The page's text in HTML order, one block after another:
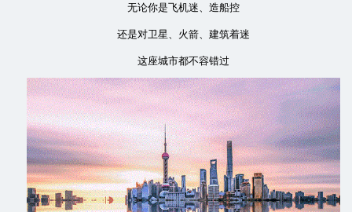
无论你是飞机迷、造船控
还是对卫星、火箭、建筑着迷
这座城市都不容错过